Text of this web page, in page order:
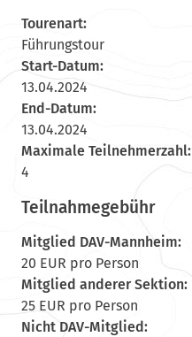
Tourenart:
Führungstour
Start-Datum:
13.04.2024
End-Datum:
13.04.2024
Maximale Teilnehmerzahl:
4
Teilnahmegebühr
Mitglied DAV-Mannheim:
20 EUR pro Person
Mitglied anderer Sektion:
25 EUR pro Person
Nicht DAV-Mitglied: